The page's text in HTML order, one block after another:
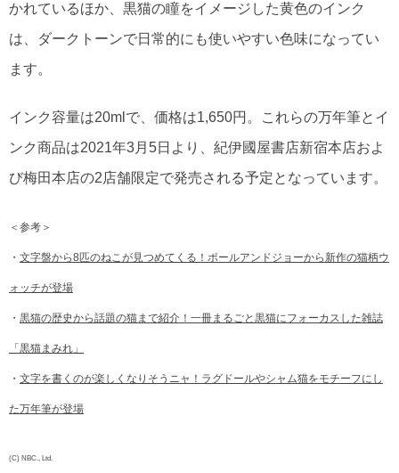
かれているほか、黒猫の瞳をイメージした黄色のインク
は、ダークトーンで日常的にも使いやすい色味になってい
ます。
インク容量は20mlで、価格は1,650円。これらの万年筆とイ
ンク商品は2021年3月5日より、紀伊國屋書店新宿本店およ
び梅田本店の2店舗限定で発売される予定となっています。
＜参考＞
・ 文字盤から8匹のねこが見つめてくる！ポールアンドジョーから新作の猫柄ウ
ォッチが登場
・ 黒猫の歴史から話題の猫まで紹介！一冊まるごと黒猫にフォーカスした雑誌
「黒猫まみれ」
・ 文字を書くのが楽しくなりそうニャ！ラグドールやシャム猫をモチーフにし
た万年筆が登場
(C) NBC., Ltd.